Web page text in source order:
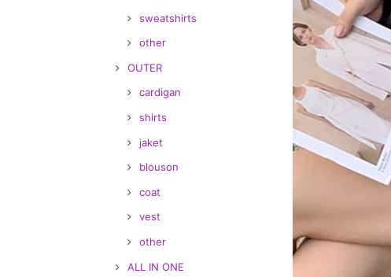
sweatshirts
other
OUTER
cardigan
shirts
jaket
blouson
coat
vest
other
ALL IN ONE